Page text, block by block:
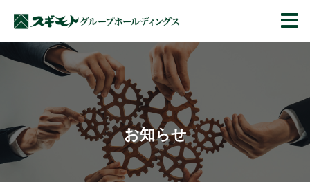
スギモトグルー
お知らせ